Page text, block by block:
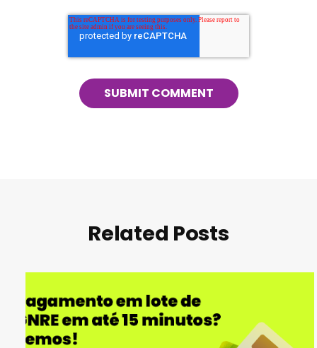
Related Posts